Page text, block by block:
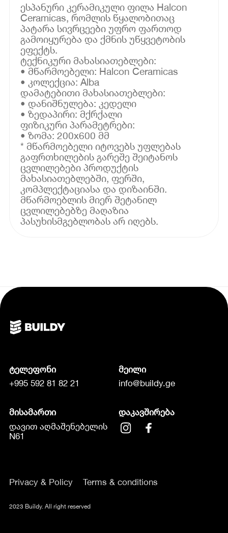
ესპანური კერამიკული ფილა Halcon
Ceramicas, რომლის წყალობითაც
პატარა სივრცეები უფრო ფართოდ
გამოიყურება და ქმნის უწყვეტობის
ეფექტს.
ტექნიკური მახასიათებლები:
• მწარმოებელი: Halcon Ceramicas
• კოლექცია: Alba
დამატებითი მახასიათებლები:
• დანიშნულება: კედელი
• ზედაპირი: მქრქალი
ფიზიკური პარამეტრები:
• ზომა: 200x600 მმ
* მწარმოებელი იტოვებს უფლებას
გაფრთხილების გარეშე შეიტანოს
ცვლილებები პროდუქტის
მახასიათებლებში, ფერში,
კომპლექტაციასა და დიზაინში.
მწარმოებლის მიერ შეტანილ
ცვლილებებზე მაღაზია
პასუხისმგებლობას არ იღებს.
ტელეფონი
+995 592 81 82 21
მეილი
info@buildy.ge
მისამართი
დავით აღმაშენებელის
N61
დაკავშირება
Privacy & Policy Terms & conditions
2023 Buildy. All right reserved